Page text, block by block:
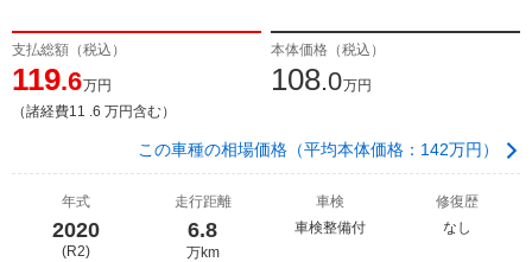
支払総額（税込）
119.6万円
（諸経費11 .6 万円含む）
本体価格（税込）
108.0万円
この車種の相場価格（平均本体価格：142万円）
年式
2020
(R2)
走行距離
6.8
万km
車検
車検整備付
修復歴
なし